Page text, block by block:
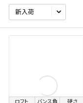
ロフト バンス角 硬さ